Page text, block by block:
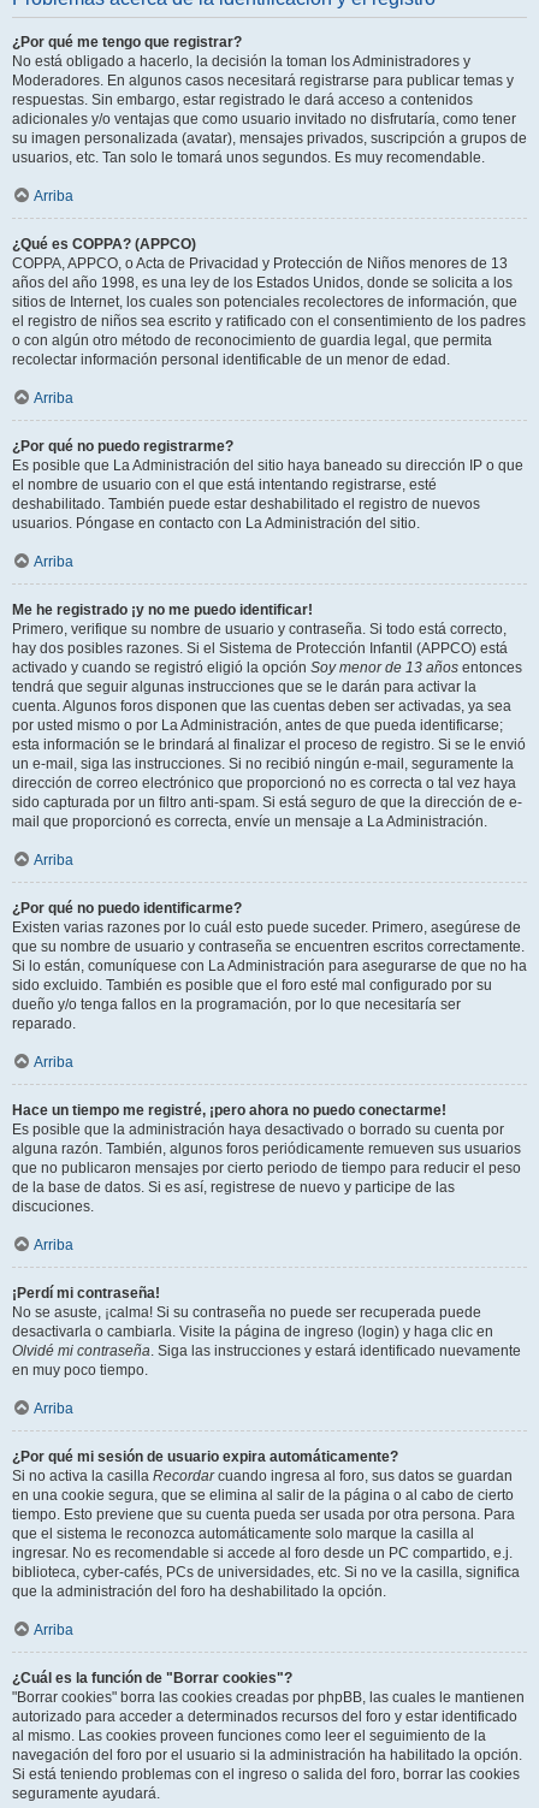
¿Por qué me tengo que registrar?
No está obligado a hacerlo, la decisión la toman los Administradores y
Moderadores. En algunos casos necesitará registrarse para publicar temas y
respuestas. Sin embargo, estar registrado le dará acceso a contenidos
adicionales y/o ventajas que como usuario invitado no disfrutaría, como tener
su imagen personalizada (avatar), mensajes privados, suscripción a grupos de
usuarios, etc. Tan solo le tomará unos segundos. Es muy recomendable.
Arriba
¿Qué es COPPA? (APPCO)
COPPA, APPCO, o Acta de Privacidad y Protección de Niños menores de 13
años del año 1998, es una ley de los Estados Unidos, donde se solicita a los
sitios de Internet, los cuales son potenciales recolectores de información, que
el registro de niños sea escrito y ratificado con el consentimiento de los padres
o con algún otro método de reconocimiento de guardia legal, que permita
recolectar información personal identificable de un menor de edad.
Arriba
¿Por qué no puedo registrarme?
Es posible que La Administración del sitio haya baneado su dirección IP o que
el nombre de usuario con el que está intentando registrarse, esté
deshabilitado. También puede estar deshabilitado el registro de nuevos
usuarios. Póngase en contacto con La Administración del sitio.
Arriba
Me he registrado ¡y no me puedo identificar!
Primero, verifique su nombre de usuario y contraseña. Si todo está correcto,
hay dos posibles razones. Si el Sistema de Protección Infantil (APPCO) está
activado y cuando se registró eligió la opción Soy menor de 13 años entonces
tendrá que seguir algunas instrucciones que se le darán para activar la
cuenta. Algunos foros disponen que las cuentas deben ser activadas, ya sea
por usted mismo o por La Administración, antes de que pueda identificarse;
esta información se le brindará al finalizar el proceso de registro. Si se le envió
un e-mail, siga las instrucciones. Si no recibió ningún e-mail, seguramente la
dirección de correo electrónico que proporcionó no es correcta o tal vez haya
sido capturada por un filtro anti-spam. Si está seguro de que la dirección de e-
mail que proporcionó es correcta, envíe un mensaje a La Administración.
Arriba
¿Por qué no puedo identificarme?
Existen varias razones por lo cuál esto puede suceder. Primero, asegúrese de
que su nombre de usuario y contraseña se encuentren escritos correctamente.
Si lo están, comuníquese con La Administración para asegurarse de que no ha
sido excluido. También es posible que el foro esté mal configurado por su
dueño y/o tenga fallos en la programación, por lo que necesitaría ser
reparado.
Arriba
Hace un tiempo me registré, ¡pero ahora no puedo conectarme!
Es posible que la administración haya desactivado o borrado su cuenta por
alguna razón. También, algunos foros periódicamente remueven sus usuarios
que no publicaron mensajes por cierto periodo de tiempo para reducir el peso
de la base de datos. Si es así, registrese de nuevo y participe de las
discuciones.
Arriba
¡Perdí mi contraseña!
No se asuste, ¡calma! Si su contraseña no puede ser recuperada puede
desactivarla o cambiarla. Visite la página de ingreso (login) y haga clic en
Olvidé mi contraseña. Siga las instrucciones y estará identificado nuevamente
en muy poco tiempo.
Arriba
¿Por qué mi sesión de usuario expira automáticamente?
Si no activa la casilla Recordarcuando ingresa al foro, sus datos se guardan
en una cookie segura, que se elimina al salir de la página o al cabo de cierto
tiempo. Esto previene que su cuenta pueda ser usada por otra persona. Para
que el sistema le reconozca automáticamente solo marque la casilla al
ingresar. No es recomendable si accede al foro desde un PC compartido, e.j.
biblioteca, cyber-cafés, PCs de universidades, etc. Si no ve la casilla, significa
que la administración del foro ha deshabilitado la opción.
Arriba
¿Cuál es la función de "Borrar cookies"?
"Borrar cookies" borra las cookies creadas por phpBB, las cuales le mantienen
autorizado para acceder a determinados recursos del foro y estar identificado
al mismo. Las cookies proveen funciones como leer el seguimiento de la
navegación del foro por el usuario si la administración ha habilitado la opción.
Si está teniendo problemas con el ingreso o salida del foro, borrar las cookies
seguramente ayudará.